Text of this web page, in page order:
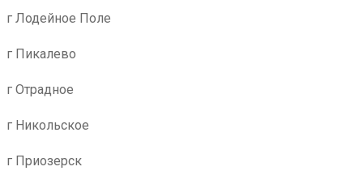
г Лодейное Поле
г Пикалево
г Отрадное
г Никольское
г Приозерск